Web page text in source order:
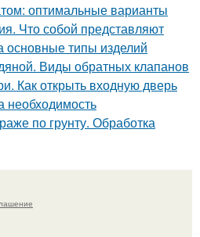
оптимальные варианты
Что собой представляют
основные типы изделий
Виды обратных клапанов
Как открыть входную дверь
необходимость
по грунту. Обработка